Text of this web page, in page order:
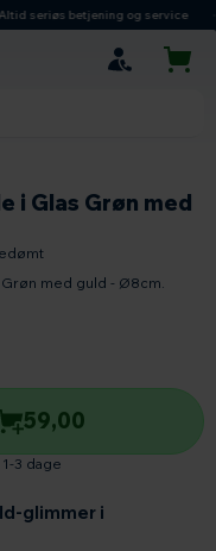
seriøs betjening og service
i Glas Grøn med
glimmer i
3 dage
59,00